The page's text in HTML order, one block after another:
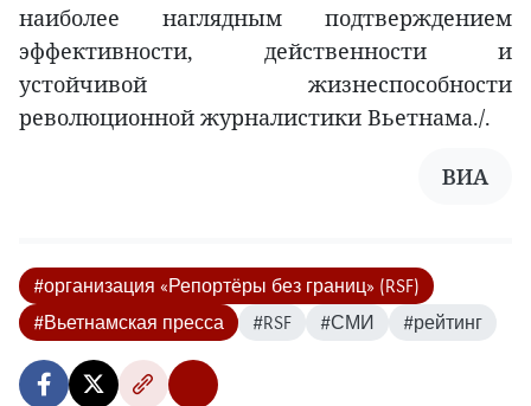
наиболее наглядным подтверждением
эффективности, действенности и
устойчивой жизнеспособности
революционной журналистики Вьетнама./.
ВИА
#организация «Репортёры без границ» (RSF)
#Вьетнамская пресса
#RSF #СМИ #рейтинг